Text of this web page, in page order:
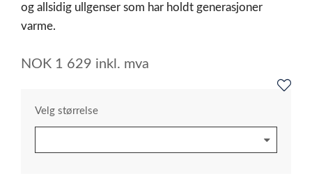
og allsidig ullgenser som har holdt generasjoner
varme.
NOK 1 629 inkl. mva
Velg størrelse